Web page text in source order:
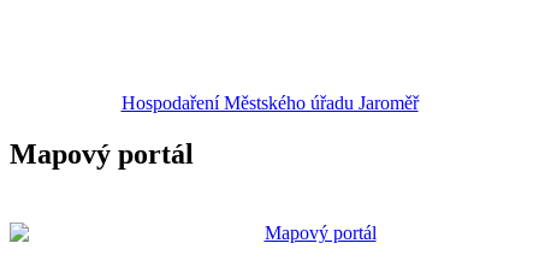
Hospodaření Městského úřadu Jaroměř
Mapový portál